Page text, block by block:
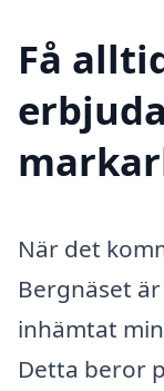
Få
När det
Bergnäset
inhämtat
Detta beror